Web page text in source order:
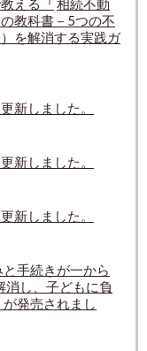
える『 相続不動
教科書－5つの不
を解消する実践ガ
新しました。
新しました。
新しました。
手続きが一から
消し、子どもに負
が発売されまし